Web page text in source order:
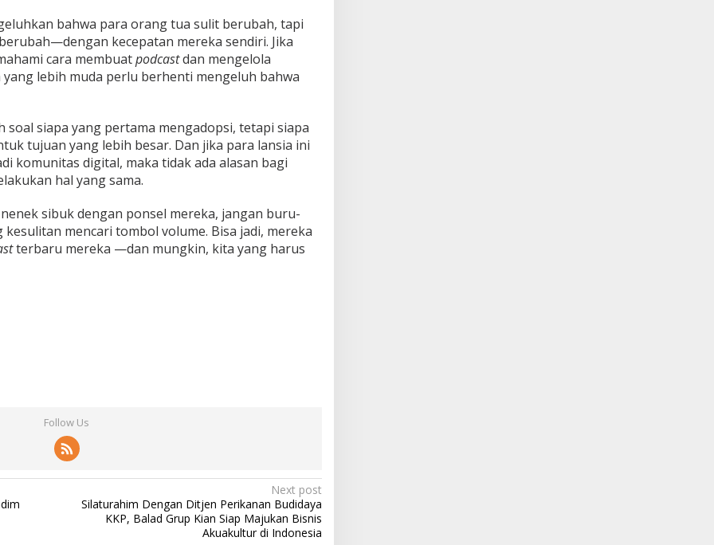
bahwa para orang tua sulit berubah, tapi
kecepatan mereka sendiri. Jika
cara membuatpodcastdan mengelola
lebih muda perlu berhenti mengeluh bahwa
soal siapa yang pertama mengadopsi, tetapi siapa
tujuan yang lebih besar. Dan jika para lansia ini
komunitas digital, maka tidak ada alasan bagi
hal yang sama.
sibuk dengan ponsel mereka, jangan buru-
mencari tombol volume. Bisa jadi, mereka
terbaru mereka —dan mungkin, kita yang harus
Follow Us
Next post
Silaturahim Dengan Ditjen Perikanan Budidaya
KKP, Balad Grup Kian Siap Majukan Bisnis
Akuakultur di Indonesia